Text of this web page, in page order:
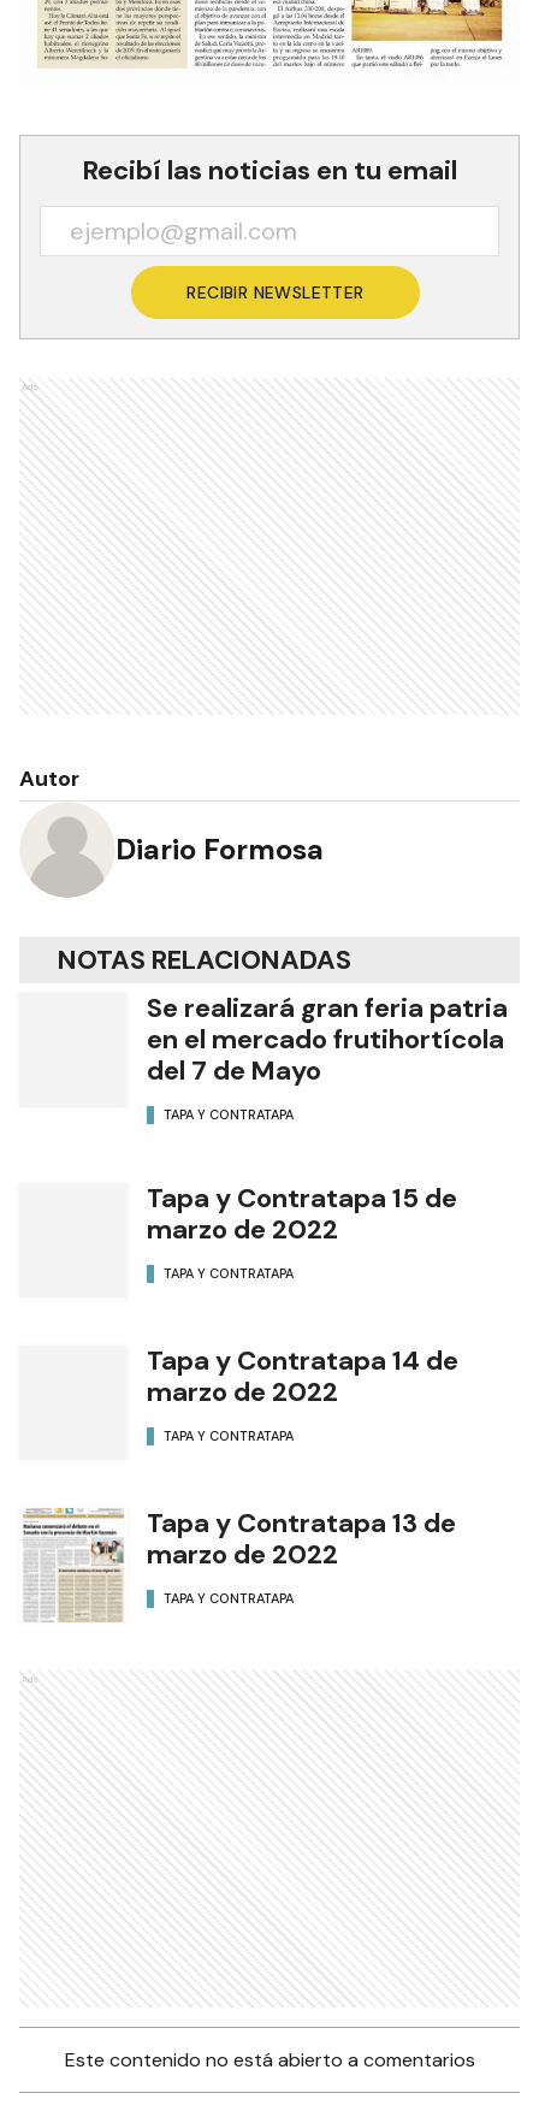
Recibí las noticias en tu email
RECIBIR NEWSLETTER
Ads
Autor
Diario Formosa
NOTAS RELACIONADAS
Se realizará gran feria patria
en el mercado frutihortícola
del 7 de Mayo
TAPA Y CONTRATAPA
Tapa y Contratapa 15 de
marzo de 2022
TAPA Y CONTRATAPA
Tapa y Contratapa 14 de
marzo de 2022
TAPA Y CONTRATAPA
Tapa y Contratapa 13 de
marzo de 2022
TAPA Y CONTRATAPA
Ads
Este contenido no está abierto a comentarios